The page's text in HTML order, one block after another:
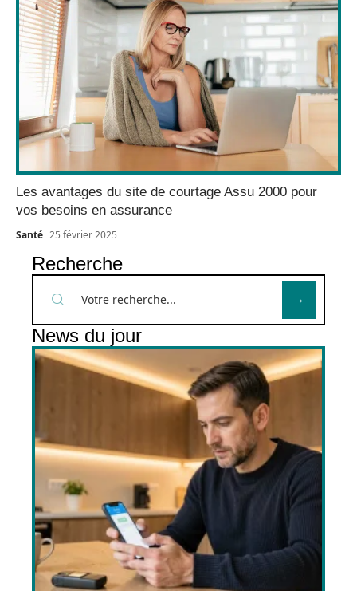
Les avantages du site de courtage Assu 2000 pour
vos besoins en assurance
Santé 25 février 2025
Recherche
News du jour